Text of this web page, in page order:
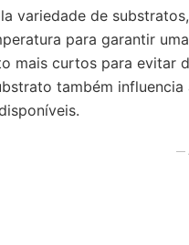
variedade de
para garantir
mais curtos para
também
—